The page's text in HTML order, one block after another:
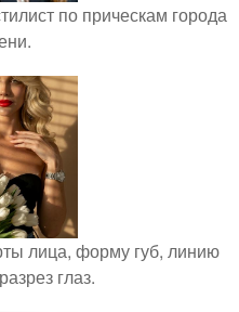
по прическам города
лица, форму губ, линию
глаз.